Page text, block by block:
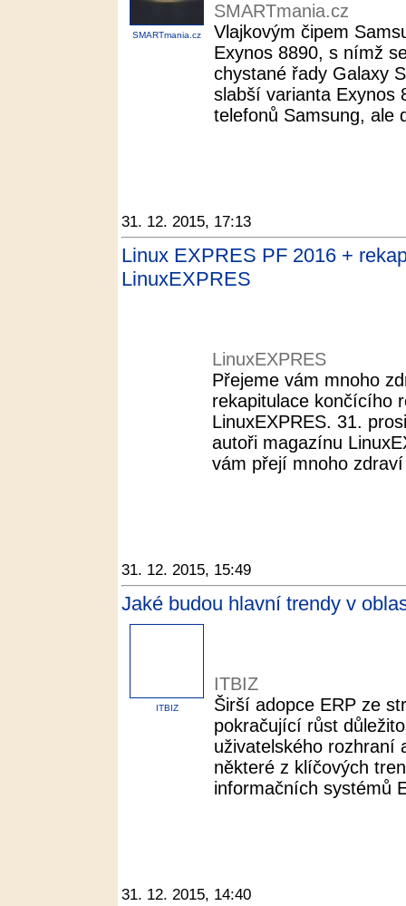
SMARTmania.cz
SMARTmania.cz
Vlajkovým čipem
Exynos 8890, s nímž
chystané řady Galaxy
slabší varianta Exynos
telefonů Samsung, ale
31. 12. 2015, 17:13
Linux EXPRES PF 2016 +
LinuxEXPRES
LinuxEXPRES
Přejeme vám mnoho
rekapitulace končícího
LinuxEXPRES. 31.
autoři magazínu
vám přejí mnoho
31. 12. 2015, 15:49
Jaké budou hlavní trendy v
ITBIZ
ITBIZ
Širší adopce ERP ze
pokračující růst
uživatelského rozhraní
některé z klíčových
informačních systémů
31. 12. 2015, 14:40